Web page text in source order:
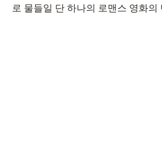
로 물들일 단 하나의 로맨스 영화의